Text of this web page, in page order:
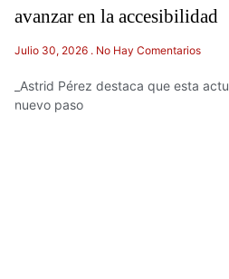
avanzar en la accesibilidad
Julio 30, 2026 No Hay Comentarios
_Astrid Pérez destaca que esta
nuevo paso